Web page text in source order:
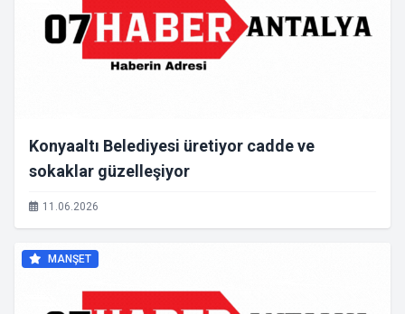
Konyaaltı Belediyesi üretiyor cadde ve
sokaklar güzelleşiyor
11.06.2026
MANŞET